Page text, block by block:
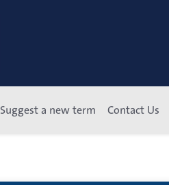
Suggest a new term Contact Us